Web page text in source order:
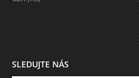
SLEDUJTE NÁS